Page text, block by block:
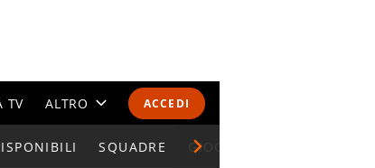
ACCEDI
TV ALTRO
CALENDARI E CLASSIFICHE
SQUADRE GIOCATORI SERIE A